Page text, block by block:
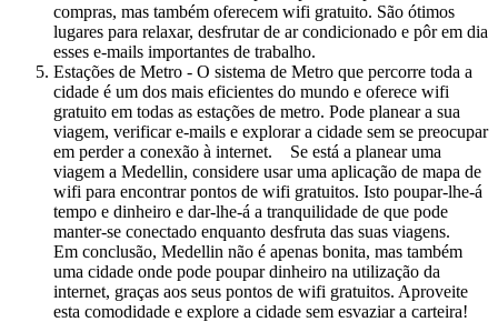
compras, mas também oferecem wifi gratuito. São ótimos
lugares para relaxar, desfrutar de ar condicionado e pôr em dia
esses e-mails importantes de trabalho.
Estações de Metro - O sistema de Metro que percorre toda a
cidade é um dos mais eficientes do mundo e oferece wifi
gratuito em todas as estações de metro. Pode planear a sua
viagem, verificar e-mails e explorar a cidade sem se preocupar
em perder a conexão à internet. Se está a planear uma
viagem a Medellin, considere usar uma aplicação de mapa de
wifi para encontrar pontos de wifi gratuitos. Isto poupar-lhe-á
tempo e dinheiro e dar-lhe-á a tranquilidade de que pode
manter-se conectado enquanto desfruta das suas viagens.
Em conclusão, Medellin não é apenas bonita, mas também
uma cidade onde pode poupar dinheiro na utilização da
internet, graças aos seus pontos de wifi gratuitos. Aproveite
esta comodidade e explore a cidade sem esvaziar a carteira!